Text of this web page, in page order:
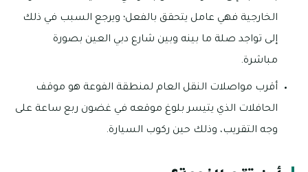
الخارجية فهي عامل يتحقق بالفعل؛ ويرجع السبب في ذلك
إلى تواجد صلة ما بينه وبين شارع دبي العين بصورة
مباشرة.
أقرب مواصلات النقل العام لمنطقة الفوعة هو موقف
الحافلات الذي يتيسر بلوغ موقعه في غضون ربع ساعة على
وجه التقريب، وذلك حين ركوب السيارة.